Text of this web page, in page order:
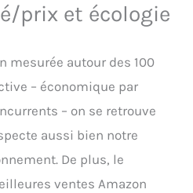
prix et écologie
mesurée autour des 100
– économique par
– on se retrouve
aussi bien notre
De plus, le
ventes Amazon